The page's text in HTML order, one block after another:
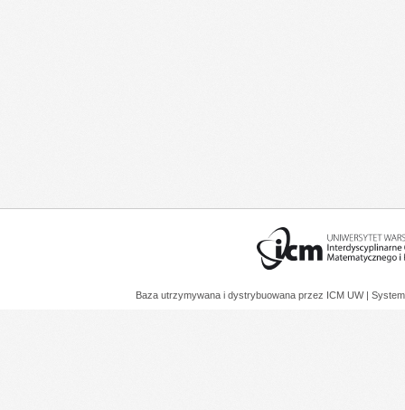
Baza utrzymywana i dystrybuowana przez ICM UW |